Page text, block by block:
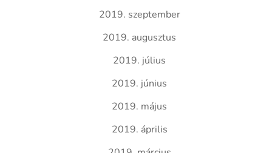
2019. szeptember
2019. augusztus
2019. július
2019. június
2019. május
2019. április